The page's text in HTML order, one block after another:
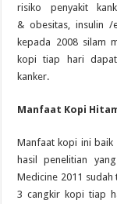
risiko penyakit
& obesitas, insulin /
kepada 2008 silam
kopi tiap hari dapat
kanker.
Manfaat Kopi
Manfaat kopi ini baik
hasil penelitian yang
Medicine 2011 sudah
3 cangkir kopi tiap